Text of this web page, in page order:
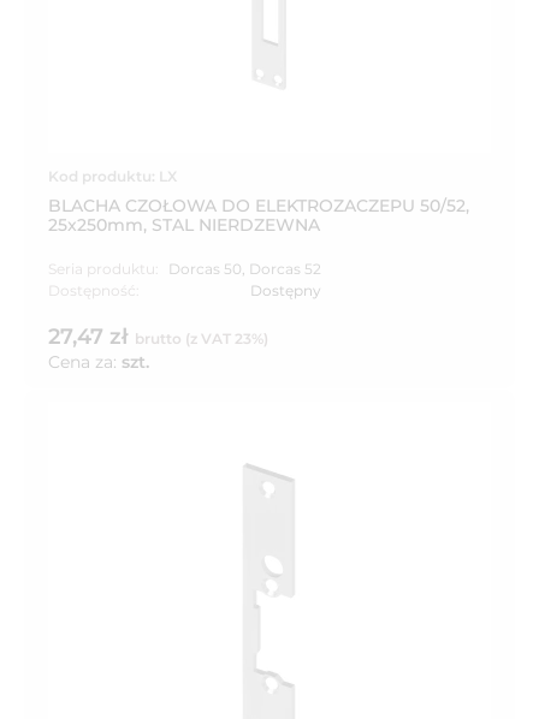
Kod produktu: LX
BLACHA CZOŁOWA DO ELEKTROZACZEPU 50/52,
25x250mm, STAL NIERDZEWNA
Seria produktu: Dorcas 50, Dorcas 52
Dostępność:
Dostępny
27,47 zł brutto (z VAT 23%)
Cena za: szt.